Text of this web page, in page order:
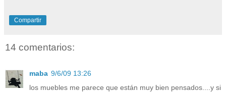
Compartir
14 comentarios:
maba 9/6/09 13:26
los muebles me parece que están muy bien pensados....y si